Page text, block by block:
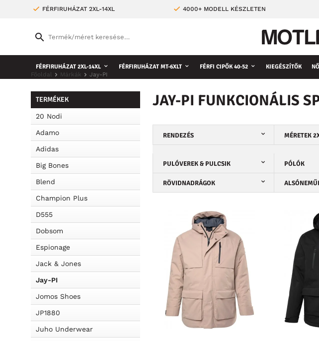
FÉRFIRUHÁZAT 2XL-14XL 4000+ MODELL KÉSZLETEN
FÉRFIRUHÁZAT 2XL-14XL FÉRFIRUHÁZAT MT-6XLT FÉRFI CIPŐK 40-52 KIEGÉSZÍTŐK
Főoldal Márkák Jay-PI
TERMÉKEK
20 Nodi
Adamo
Adidas
Big Bones
Blend
Champion Plus
D555
Dobsom
Espionage
Jack & Jones
Jay-PI
Jomos Shoes
JP1880
Juho Underwear
JAY-PI FUNKCIONÁLIS
RENDEZÉS MÉRETEK
PULÓVEREK & PULCSIK PÓLÓK
RÖVIDNADRÁGOK